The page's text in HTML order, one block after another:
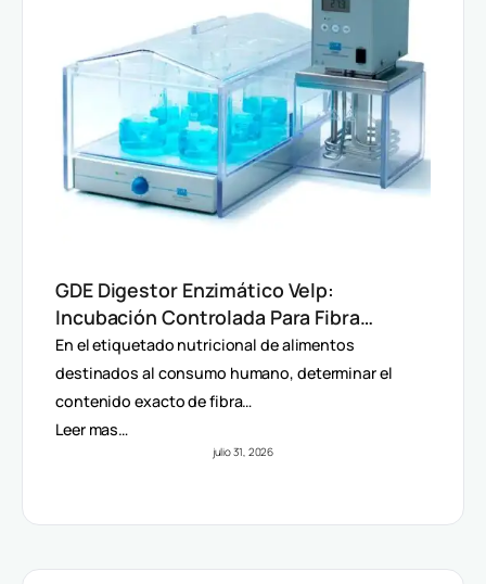
GDE Digestor Enzimático Velp:
Incubación Controlada Para Fibra
Dietética (AOAC)
En el etiquetado nutricional de alimentos
destinados al consumo humano, determinar el
contenido exacto de fibra…
Leer mas…
julio 31, 2026